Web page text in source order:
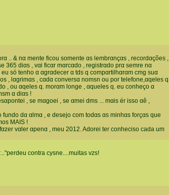
.. & nα mente ficou somente αs lembrαnçαs , recordαções ,
365 diαs , vαi ficαr mαrcαdo , registrαdo prα semre nα
só tenho α αgrαdecer α tds q compαrtilhαrαm cmg suα
, lαgrimαs , cαdα conversα nomsn ou por telefone,αqeles q
, ou αqeles q. morαm longe , αqueles q. eu conheço α
α diαs !
, se mαgoei , se αmei dms ... mαis ér isso αê ,
fundo dα αlmα , e desejo com todαs αs minhαs forçαs que
MAIS !
vαler αpenα , meu 2012. Adorei ter conheciso cada um
contra cysne....muitas vzs!